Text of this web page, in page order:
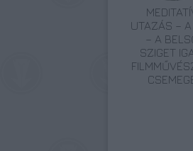
UTAZÁS – A
– A
SZIGET